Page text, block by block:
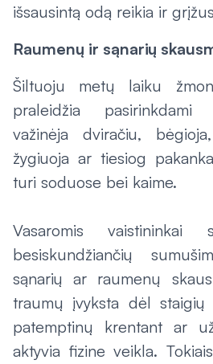
išsausintą odą reikia ir
Raumenų ir sąnarių
Šiltuoju metų laiku
praleidžia pasirinkdami
važinėja dviračiu,
žygiuoja ar tiesiog
turi soduose bei kaime.
Vasaromis vaistininkai
besiskundžiančių
sąnarių ar raumenų
traumų įvyksta dėl
patemptinų krentant ar
aktyvia fizine veikla.